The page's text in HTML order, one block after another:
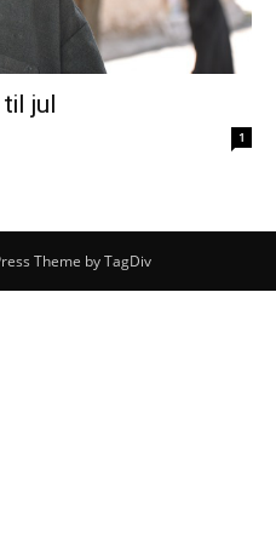
jul
1
Theme by TagDiv